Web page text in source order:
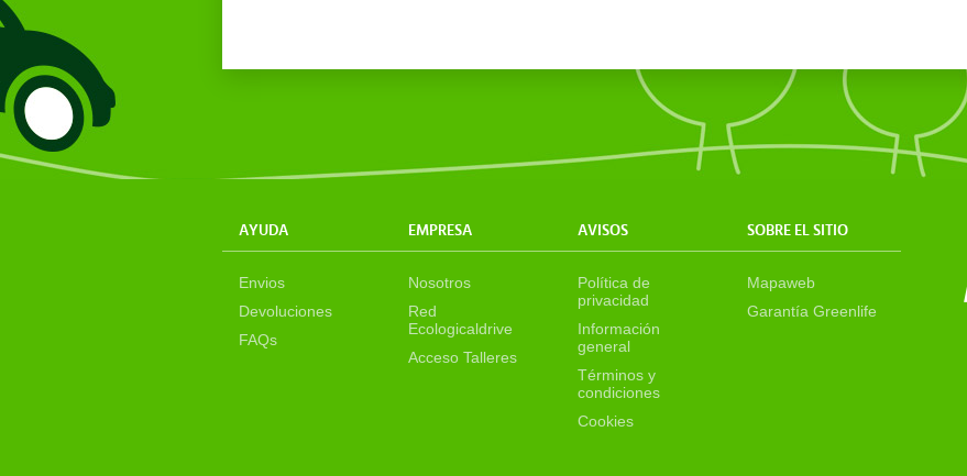
AYUDA EMPRESA AVISOS SOBRE EL SITIO
Envios
Devoluciones
FAQs
Nosotros
Red
Ecologicaldrive
Acceso Talleres
Política de
privacidad
Información
general
Términos y
condiciones
Cookies
Mapaweb
Garantía Greenlife